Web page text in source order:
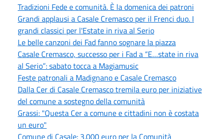
Tradizioni Fede e comunità. È la domenica dei patroni
Grandi applausi a Casale Cremasco per il Frenci duo. I
grandi classici per l'Estate in riva al Serio
Le belle canzoni dei Fad fanno sognare la piazza
Casale Cremasco, successo per i Fad a “E…state in riva
al Serio”: sabato tocca a Magiamusic
Feste patronali a Madignano e Casale Cremasco
Dalla Cer di Casale Cremasco tremila euro per iniziative
del comune a sostegno della comunità
Grassi: "Questa Cer a comune e cittadini non è costata
un euro"
Comune di Casale: 3.000 euro per la Comunità